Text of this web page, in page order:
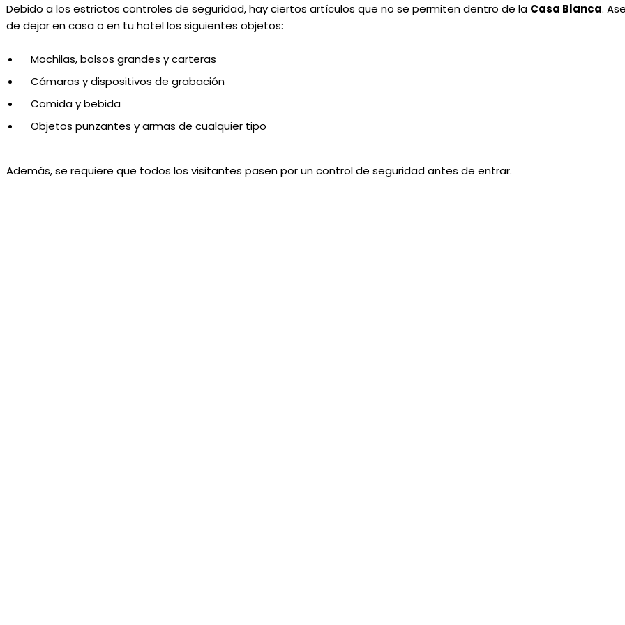
Debido a los estrictos controles de seguridad, hay ciertos artículos que no se permiten dentro de la Casa Blanca.
de dejar en casa o en tu hotel los siguientes objetos:
Mochilas, bolsos grandes y carteras
Cámaras y dispositivos de grabación
Comida y bebida
Objetos punzantes y armas de cualquier tipo
Además, se requiere que todos los visitantes pasen por un control de seguridad antes de entrar.